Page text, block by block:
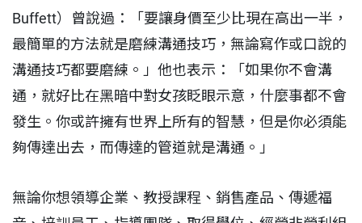
Buffett）曾說過：「要讓身價至少比現在高出一半，
最簡單的方法就是磨練溝通技巧，無論寫作或口說的
溝通技巧都要磨練。」他也表示：「如果你不會溝
通，就好比在黑暗中對女孩眨眼示意，什麼事都不會
發生。你或許擁有世界上所有的智慧，但是你必須能
夠傳達出去，而傳達的管道就是溝通。」
無論你想領導企業、教授課程、銷售產品、傳遞福